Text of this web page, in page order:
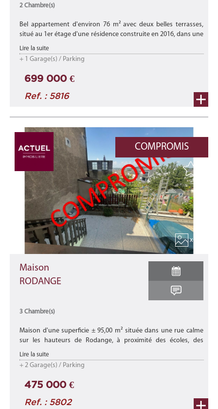
2 Chambre(s)
Bel appartement d'environ 76 m² avec deux belles terrasses,
situé au 1er étage d'une résidence construite en 2016, dans une
rue calme à Differdange.
Idéalement situé, il se trouve à pro ...
Lire la suite
+ 1 Garage(s) / Parking
699 000 €
Ref. : 5816
COMPROMIS
x 14
Maison
RODANGE
3 Chambre(s)
Maison d'une superficie ± 95,00 m² située dans une rue calme
sur les hauteurs de Rodange, à proximité des écoles, des
commerces et de toutes les commodités. Elle offre à ses
occupants un cadre ...
Lire la suite
+ 2 Garage(s) / Parking
475 000 €
Ref. : 5802